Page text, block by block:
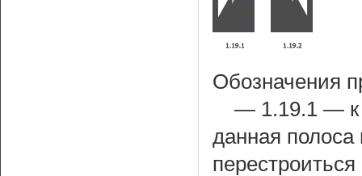
Обозначения
— 1.19.1 — к
данная